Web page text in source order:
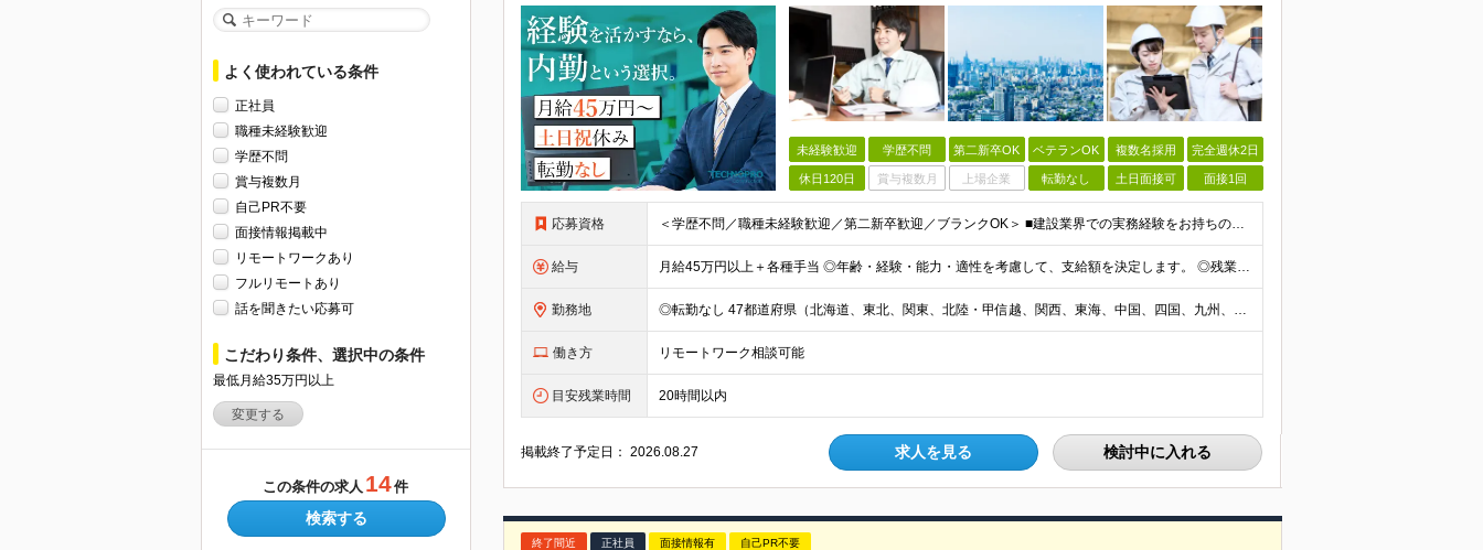
よく使われている条件
正社員
職種未経験歓迎
学歴不問
賞与複数月
自己PR不要
面接情報掲載中
リモートワークあり
フルリモートあり
話を聞きたい応募可
こだわり条件、選択中の条件
最低月給35万円以上
変更する
この条件の求人 14件
検索する
未経験歓迎 学歴不問 第二新卒OK ベテランOK 複数名採用 完全週休2日
休日120日 賞与複数月 上場企業 転勤なし 土日面接可 面接1回
応募資格 ＜学歴不問／職種未経験歓迎／第二新卒歓迎／ブランクOK＞ ■建設業界での実務経験をお持ちの方 └年数・分野・職種はいっさい不問！ ◆設計職が初めての方も歓迎！ ◆施工管理など、現場経験を活かしてキ
給与 月給45万円以上＋各種手当 ◎年齢・経験・能力・適性を考慮して、支給額を決定します。 ◎残業代は1分単位で100％支給。頑張った分はきちんと収入に還元します！ ＼充実の各種手当／ ■交通費全額支給
勤務地 ◎転勤なし 47都道府県（北海道、東北、関東、北陸・甲信越、関西、東海、中国、四国、九州、沖縄）の各プロジェクト先 ◇本人の希望を伴わない転居はなく、転勤もありません。 ◇勤務地はご希望を最大限考
働き方 リモートワーク相談可能
目安残業時間 20時間以内
掲載終了予定日：2026.08.27 求人を見る 検討中に入れる
終了間近 正社員 面接情報有 自己PR不要